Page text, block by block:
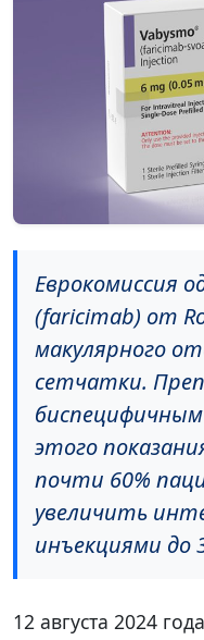
Еврокомиссия
(faricimab) от
макулярного
сетчатки.
этого
почти 60%
увеличить
инъекциями до
12 августа 2024